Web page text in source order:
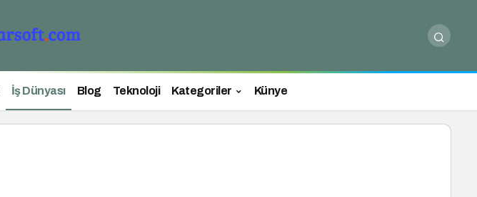
İş Dünyası Blog Teknoloji Kategoriler Künye